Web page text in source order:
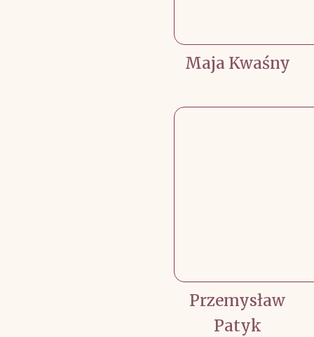
Maja Kwaśny
Przemysław
Patyk